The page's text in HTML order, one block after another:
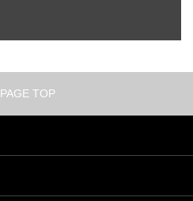
PAGE TOP